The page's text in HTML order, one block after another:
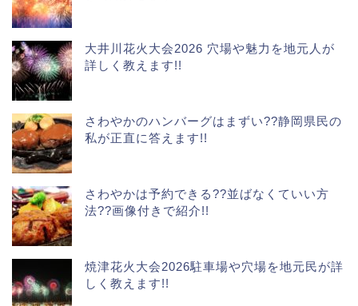
大井川花火大会2026 穴場や魅力を地元人が
詳しく教えます!!
さわやかのハンバーグはまずい??静岡県民の
私が正直に答えます!!
さわやかは予約できる??並ばなくていい方
法??画像付きで紹介!!
焼津花火大会2026駐車場や穴場を地元民が詳
しく教えます!!